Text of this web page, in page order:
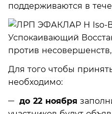
поддерживаются в
Для того чтобы
необходимо:
до 22 ноября